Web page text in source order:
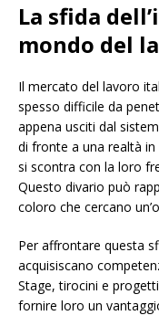
La sfida
mondo del
Il mercato del lavoro
spesso difficile da
appena usciti dal
di fronte a una realtà in
si scontra con la loro
Questo divario può
coloro che cercano
Per affrontare questa
acquisiscano
Stage, tirocini e
fornire loro un